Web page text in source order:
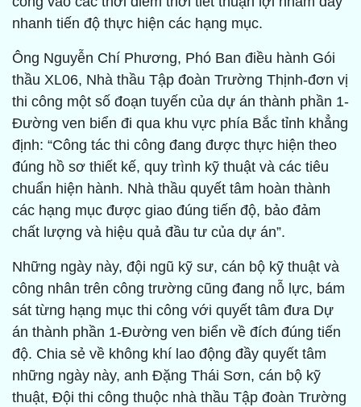
nhanh tiến độ thực hiện các hạng mục.
Ông Nguyễn Chí Phương, Phó Ban điều hành Gói
thầu XL06, Nhà thầu Tập đoàn Trường Thịnh-đơn vị
thi công một số đoạn tuyến của dự án thành phần 1-
Đường ven biển đi qua khu vực phía Bắc tỉnh khẳng
định: “Công tác thi công đang được thực hiện theo
đúng hồ sơ thiết kế, quy trình kỹ thuật và các tiêu
chuẩn hiện hành. Nhà thầu quyết tâm hoàn thành
các hạng mục được giao đúng tiến độ, bảo đảm
chất lượng và hiệu quả đầu tư của dự án”.
Những ngày này, đội ngũ kỹ sư, cán bộ kỹ thuật và
công nhân trên công trường cũng đang nỗ lực, bám
sát từng hạng mục thi công với quyết tâm đưa Dự
án thành phần 1-Đường ven biển về đích đúng tiến
độ. Chia sẻ về không khí lao động đầy quyết tâm
những ngày này, anh Đặng Thái Sơn, cán bộ kỹ
thuật, Đội thi công thuộc nhà thầu Tập đoàn Trường